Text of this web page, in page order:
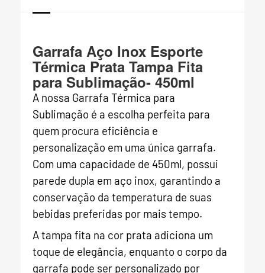
Garrafa Aço Inox Esporte
Térmica Prata Tampa Fita
para Sublimação- 450ml
A nossa Garrafa Térmica para
Sublimação é a escolha perfeita para
quem procura eficiência e
personalização em uma única garrafa.
Com uma capacidade de 450ml, possui
parede dupla em aço inox, garantindo a
conservação da temperatura de suas
bebidas preferidas por mais tempo.
A tampa fita na cor prata adiciona um
toque de elegância, enquanto o corpo da
garrafa pode ser personalizado por